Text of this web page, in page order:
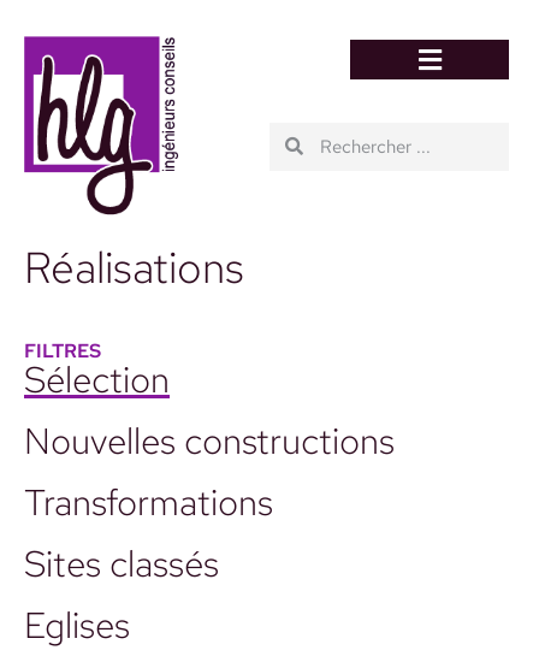
Réalisations
FILTRES
Sélection
Nouvelles constructions
Transformations
Sites classés
Eglises